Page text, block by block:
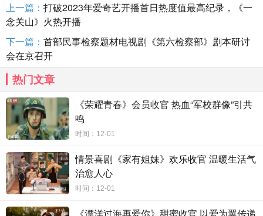
彼此互助、默契配合，15分钟左右的团战戏让不少观
众大呼过瘾，所谓“关山小队”也让人有了更加具象化的感受，
团魂不言而喻。穿梭于山岳沙丘、黄土弥漫间的实景拍摄，
也让观众更加身临其境地感受到战斗的紧张与激情，据主演
在直播中透露，“天星峡之战”这场戏，剧组远赴敦煌，耗时半
个月，拍摄了八百余个镜头才完成。戏内热血团魂，戏外精
益求精，《一念关山》以热血高燃的公路冒险群像，成功俘
获了观众。
书写危机，深入群像关系打磨
随着剧情的深入，剧中角色身上的多面与成长性也体现
出来，群像塑造更进一步展开。任如意表面上杀伐果断、冷
上一篇： 打破2023年爱奇艺开播首日热度值最高纪录，《一
念关山》火热开播
下一篇： 首部民事检察题材电视剧《第六检察部》剧本研讨
会在京召开
热门文章
《荣耀青春》会员收官 热血“军校群像”引共
鸣
时间：12-01
情景喜剧《家有姐妹》欢乐收官 温暖生活气
治愈人心
时间：12-01